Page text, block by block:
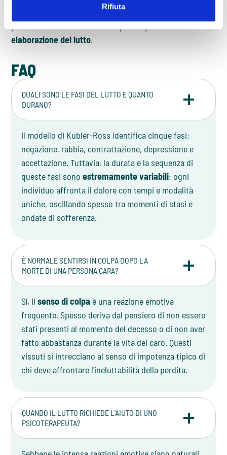
Rifiuta
sia nella rete sociale familiare, sia a livello psicologico
elaborazione del lutto.
FAQ
QUALI SONO LE FASI DEL LUTTO E QUANTO
DURANO?
Il modello di Kubler-Ross identifica cinque fasi:
negazione, rabbia, contrattazione, depressione e
accettazione. Tuttavia, la durata e la sequenza di
queste fasi sonoestremamente variabili: ogni
individuo affronta il dolore con tempi e modalità
uniche, oscillando spesso tra momenti di stasi e
ondate di sofferenza.
È NORMALE SENTIRSI IN COLPA DOPO LA
MORTE DI UNA PERSONA CARA?
Sì, ilsenso di colpa è una reazione emotiva
frequente. Spesso deriva dal pensiero di non essere
stati presenti al momento del decesso o di non aver
fatto abbastanza durante la vita del caro. Questi
vissuti si intrecciano al senso di impotenza tipico di
chi deve affrontare l'ineluttabilità della perdita.
QUANDO IL LUTTO RICHIEDE L'AIUTO DI UNO
PSICOTERAPEUTA?